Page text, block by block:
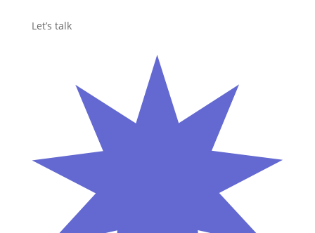
Let’s talk